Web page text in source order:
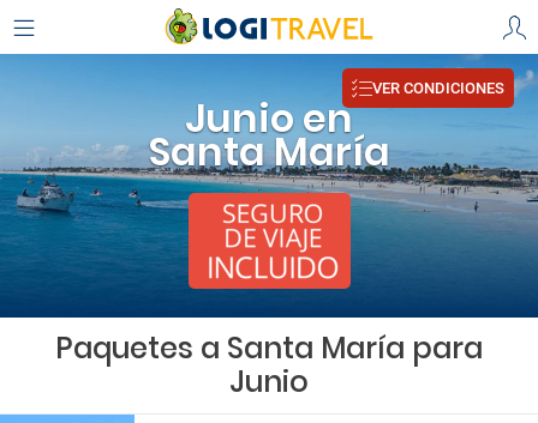
Junio en
Santa María
VER CONDICIONES
Paquetes a Santa María para
Junio